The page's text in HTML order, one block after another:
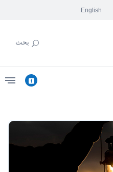
English
بحث